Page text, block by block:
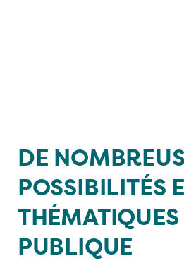
Un accompagnement de
DE
POSSIBILITÉS
THÉMATIQUES
PUBLIQUE